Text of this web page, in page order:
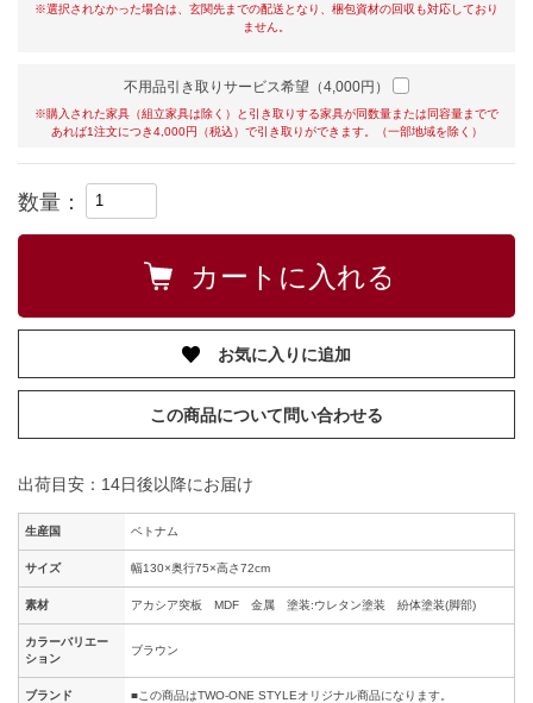
※選択されなかった場合は、玄関先までの配送となり、梱包資材の回収も対応しており
ません。
不用品引き取りサービス希望（4,000円）
※購入された家具（組立家具は除く）と引き取りする家具が同数量または同容量までで
あれば1注文につき4,000円（税込）で引き取りができます。（一部地域を除く）
数量：
お気に入りに追加
この商品について問い合わせる
出荷目安：14日後以降にお届け
生産国 ベトナム
サイズ 幅130×奥行75×高さ72cm
素材 アカシア突板 MDF 金属 塗装:ウレタン塗装 紛体塗装(脚部)
カラーバリエー
ション
ブラウン
ブランド ■この商品はTWO-ONE STYLEオリジナル商品になります。